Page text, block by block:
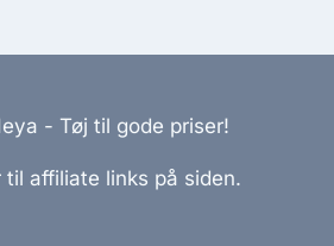
- Tøj til gode priser!
til affiliate links på siden.